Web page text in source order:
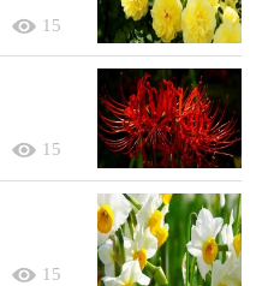
15
15
15